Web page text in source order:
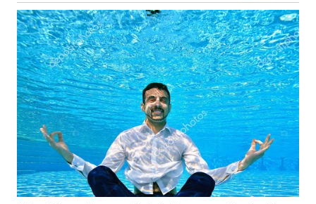
WN
LANGKAT
WN
TAPANULI
SELATAN
WN
TANJUNG
LESUNG